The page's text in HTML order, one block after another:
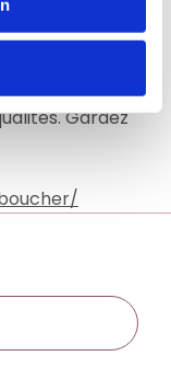
et la
: ce
Gardez